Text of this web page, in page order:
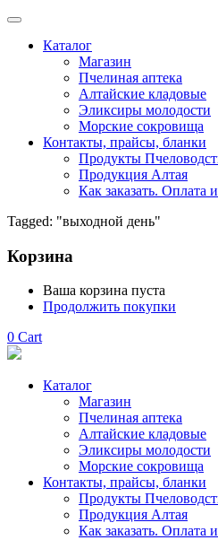
Каталог
Магазин
Пчелиная аптека
Алтайские кладовые
Эликсиры молодости
Морские сокровища
Контакты, прайсы, бланки
Продукты
Продукция Алтая
Как заказать. Оплата
Tagged: "выходной день"
Корзина
Ваша корзина пуста
Продолжить покупки
0 Cart
Каталог
Магазин
Пчелиная аптека
Алтайские кладовые
Эликсиры молодости
Морские сокровища
Контакты, прайсы, бланки
Продукты
Продукция Алтая
Как заказать. Оплата